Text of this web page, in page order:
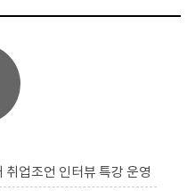
취업조언 인터뷰 특강 운영